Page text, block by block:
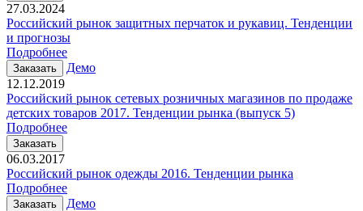
27.03.2024
Российский рынок защитных перчаток и рукавиц. Тенденции
и прогнозы
Подробнее
Заказать
Демо
12.12.2019
Российский рынок сетевых розничных магазинов по продаже
детских товаров 2017. Тенденции рынка (выпуск 5)
Подробнее
Заказать
06.03.2017
Российский рынок одежды 2016. Тенденции рынка
Подробнее
Заказать
Демо